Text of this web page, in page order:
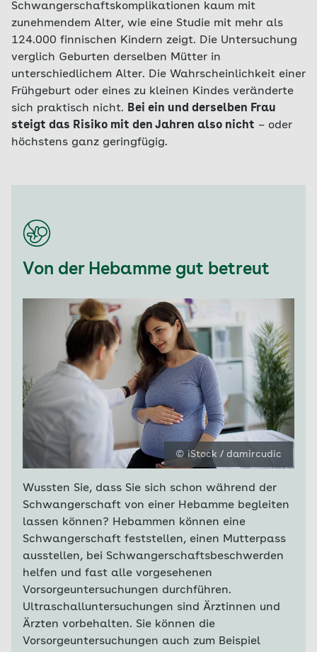
Schwangerschaftskomplikationen kaum mit
zunehmendem Alter, wie eine Studie mit mehr als
124.000 finnischen Kindern zeigt. Die Untersuchung
verglich Geburten derselben Mütter in
unterschiedlichem Alter. Die Wahrscheinlichkeit einer
Frühgeburt oder eines zu kleinen Kindes veränderte
sich praktisch nicht. Bei ein und derselben Frau
steigt das Risiko mit den Jahren also nicht – oder
höchstens ganz geringfügig.
Von der Hebamme gut betreut
© iStock / damircudic
Wussten Sie, dass Sie sich schon während der
Schwangerschaft von einer Hebamme begleiten
lassen können? Hebammen können eine
Schwangerschaft feststellen, einen Mutterpass
ausstellen, bei Schwangerschaftsbeschwerden
helfen und fast alle vorgesehenen
Vorsorgeuntersuchungen durchführen.
Ultraschalluntersuchungen sind Ärztinnen und
Ärzten vorbehalten. Sie können die
Vorsorgeuntersuchungen auch zum Beispiel